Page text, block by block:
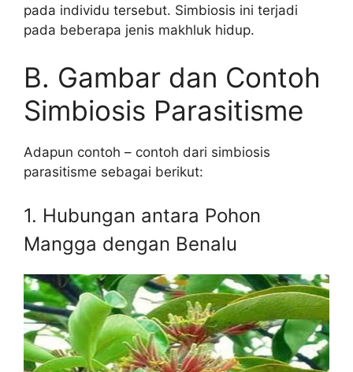
pada individu tersebut. Simbiosis ini terjadi
pada beberapa jenis makhluk hidup.
B. Gambar dan Contoh
Simbiosis Parasitisme
Adapun contoh – contoh dari simbiosis
parasitisme sebagai berikut:
1. Hubungan antara Pohon
Mangga dengan Benalu